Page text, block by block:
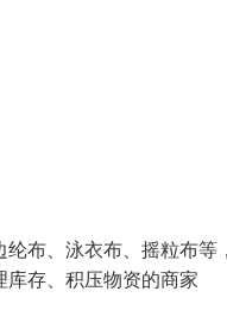
布、泳衣布、摇粒布等
存、积压物资的商家